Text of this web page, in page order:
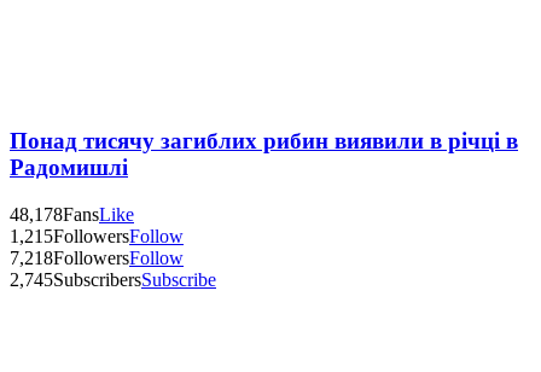
Понад тисячу загиблих рибин виявили в річці в
Радомишлі
48,178FansLike
1,215FollowersFollow
7,218FollowersFollow
2,745SubscribersSubscribe